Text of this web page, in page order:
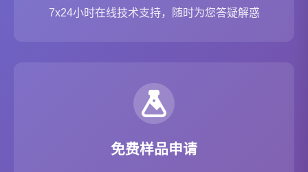
7x24小时在线技术支持，随时为您答疑解惑
免费样品申请